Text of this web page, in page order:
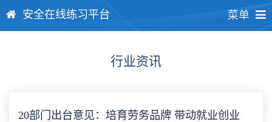
安全在线练习平台 菜单
行业资讯
20部门出台意见：培育劳务品牌 带动就业创业